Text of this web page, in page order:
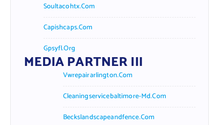
Soultacohtx.com
Capishcaps.com
Gpsyfl.org
MEDIA PARTNER III
Vwrepairarlington.com
Cleaningservicebaltimore-Md.com
Beckslandscapeandfence.com